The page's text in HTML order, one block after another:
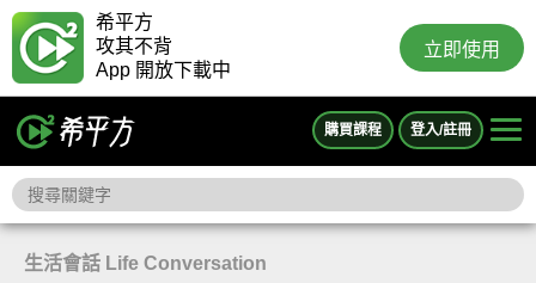
希平方
攻其不背
App 開放下載中
立即使用
購買課程 登入/註冊
生活會話 Life Conversation